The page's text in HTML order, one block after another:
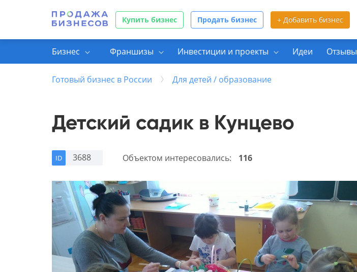
Купить бизнес Продать бизнес + Добавить бизнес
Бизнес Франшизы Инвестиции и проекты Идеи Отзывы
Готовый бизнес в России Для детей / образование
Детский садик в Кунцево
ID 3688 Объектом интересовались: 116